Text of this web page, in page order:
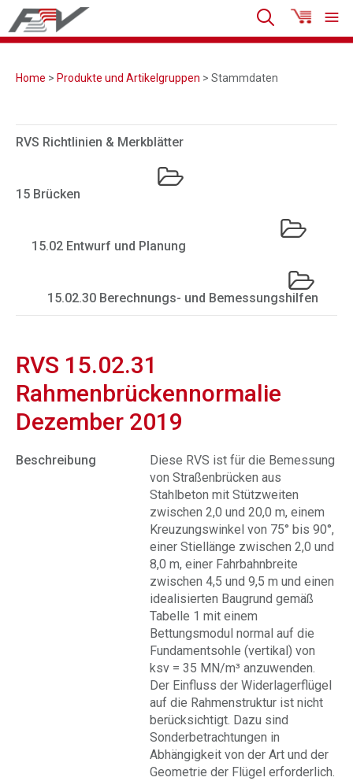
Home > Produkte und Artikelgruppen > Stammdaten
RVS Richtlinien & Merkblätter
15 Brücken
15.02 Entwurf und Planung
15.02.30 Berechnungs- und Bemessungshilfen
RVS 15.02.31
Rahmenbrückennormalie
Dezember 2019
Beschreibung
Diese RVS ist für die Bemessung
von Straßenbrücken aus
Stahlbeton mit Stützweiten
zwischen 2,0 und 20,0 m, einem
Kreuzungswinkel von 75° bis 90°,
einer Stiellänge zwischen 2,0 und
8,0 m, einer Fahrbahnbreite
zwischen 4,5 und 9,5 m und einen
idealisierten Baugrund gemäß
Tabelle 1 mit einem
Bettungsmodul normal auf die
Fundamentsohle (vertikal) von
ksv = 35 MN/m³ anzuwenden.
Der Einfluss der Widerlagerflügel
auf die Rahmenstruktur ist nicht
berücksichtigt. Dazu sind
Sonderbetrachtungen in
Abhängigkeit von der Art und der
Geometrie der Flügel erforderlich.